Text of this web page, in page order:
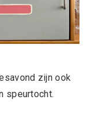
zijn ook
speurtocht.